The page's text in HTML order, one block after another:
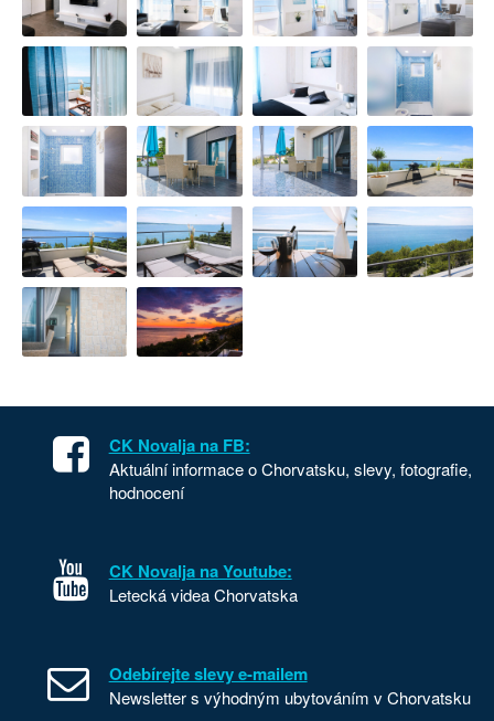
CK Novalja na FB:
Aktuální informace o Chorvatsku, slevy, fotografie,
hodnocení
CK Novalja na Youtube:
Letecká videa Chorvatska
Odebírejte slevy e-mailem
Newsletter s výhodným ubytováním v Chorvatsku